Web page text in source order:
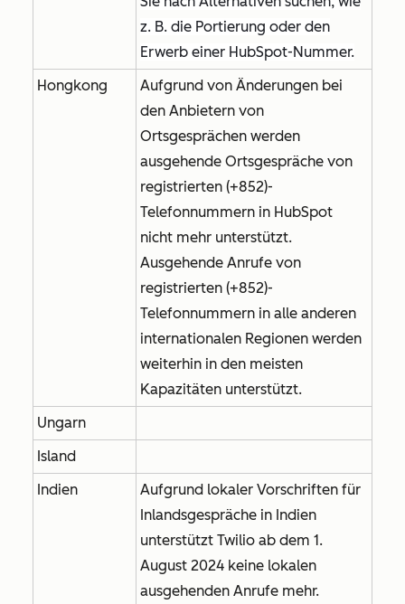
z. B. die Portierung oder den
Erwerb einer HubSpot-Nummer.
Hongkong
Aufgrund von Änderungen bei
den Anbietern von
Ortsgesprächen werden
ausgehende Ortsgespräche von
registrierten (+852)-
Telefonnummern in HubSpot
nicht mehr unterstützt.
Ausgehende Anrufe von
registrierten (+852)-
Telefonnummern in alle anderen
internationalen Regionen werden
weiterhin in den meisten
Kapazitäten unterstützt.
Ungarn
Island
Indien
Aufgrund lokaler Vorschriften für
Inlandsgespräche in Indien
unterstützt Twilio ab dem 1.
August 2024 keine lokalen
ausgehenden Anrufe mehr.